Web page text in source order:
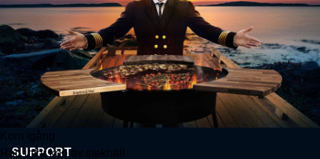
Kom igång
Råd inför köp av stekhäll
Tillbehör
Övrigt
Vem är Kapten Mat
Köpvillkor
Kontakt
FAQ
Råd inför köp av stekhäll
SUPPORT